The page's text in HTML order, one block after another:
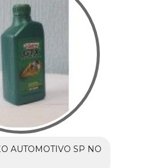
AUTOMOTIVO SP NO